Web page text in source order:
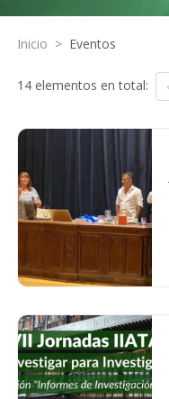
Inicio > Eventos
14 elementos en total: